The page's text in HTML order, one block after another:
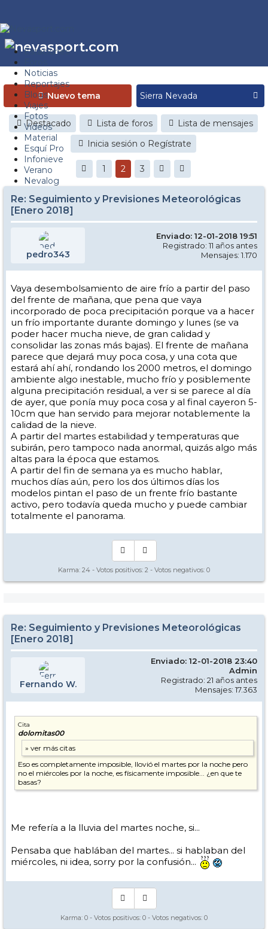
Estaciones
Noticias
Reportajes
Blogs
Viajes
Fotos
Videos
Material
Esquí Pro
Infonieve
Verano
Nevalog
Nuevo tema
Destacado Lista de foros
Lista de mensajes
Inicia sesión o Regístrate
1 2 3
Re: Seguimiento y Previsiones Meteorológicas
[Enero 2018]
pedro343
Enviado: 12-01-2018 19:51
Registrado: 11 años antes
Mensajes: 1.170
Vaya desembolsamiento de aire frío a partir del paso
del frente de mañana, que pena que vaya
incorporado de poca precipitación porque va a hacer
un frío importante durante domingo y lunes (se va
poder hacer mucha nieve, de gran calidad y
consolidar las zonas más bajas). El frente de mañana
parece que dejará muy poca cosa, y una cota que
estará ahí ahí, rondando los 2000 metros, el domingo
ambiente algo inestable, mucho frío y posiblemente
alguna precipitación residual, a ver si se parece al día
de ayer, que ponía muy poca cosa y al final cayeron 5-
10cm que han servido para mejorar notablemente la
calidad de la nieve.
A partir del martes estabilidad y temperaturas que
subirán, pero tampoco nada anormal, quizás algo más
altas para la época que estamos.
A partir del fin de semana ya es mucho hablar,
muchos días aún, pero los dos últimos días los
modelos pintan el paso de un frente frío bastante
activo, pero todavía queda mucho y puede cambiar
totalmente el panorama.
Karma: 24 - Votos positivos: 2 - Votos negativos: 0
Re: Seguimiento y Previsiones Meteorológicas
[Enero 2018]
Fernando W.
Enviado: 12-01-2018 23:40
Admin
Registrado: 21 años antes
Mensajes: 17.363
Cita
dolomitas00
Eso es completamente imposible, llovió el martes por la noche pero
no el miércoles por la noche, es físicamente imposible... ¿en que te
basas?
Me refería a la lluvia del martes noche, si...
Pensaba que hablában del martes... si hablaban del
miércoles, ni idea, sorry por la confusión...
Karma: 0 - Votos positivos: 0 - Votos negativos: 0